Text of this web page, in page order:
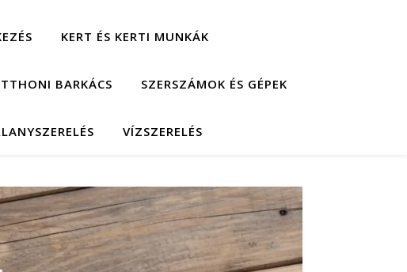
KERT ÉS KERTI MUNKÁK
BARKÁCS SZERSZÁMOK ÉS GÉPEK
VÍZSZERELÉS